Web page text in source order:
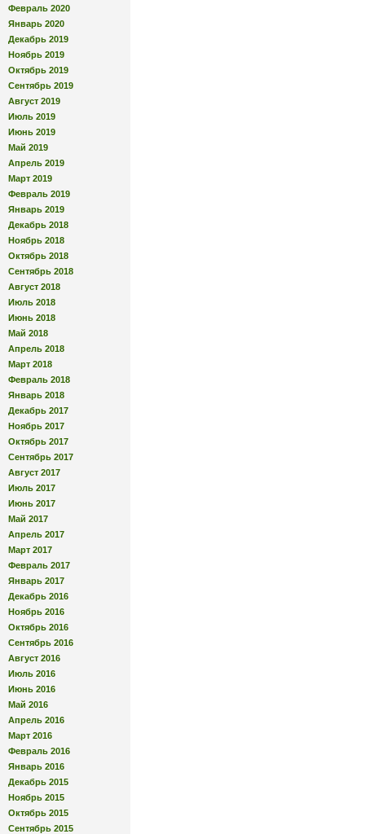
Февраль 2020
Январь 2020
Декабрь 2019
Ноябрь 2019
Октябрь 2019
Сентябрь 2019
Август 2019
Июль 2019
Июнь 2019
Май 2019
Апрель 2019
Март 2019
Февраль 2019
Январь 2019
Декабрь 2018
Ноябрь 2018
Октябрь 2018
Сентябрь 2018
Август 2018
Июль 2018
Июнь 2018
Май 2018
Апрель 2018
Март 2018
Февраль 2018
Январь 2018
Декабрь 2017
Ноябрь 2017
Октябрь 2017
Сентябрь 2017
Август 2017
Июль 2017
Июнь 2017
Май 2017
Апрель 2017
Март 2017
Февраль 2017
Январь 2017
Декабрь 2016
Ноябрь 2016
Октябрь 2016
Сентябрь 2016
Август 2016
Июль 2016
Июнь 2016
Май 2016
Апрель 2016
Март 2016
Февраль 2016
Январь 2016
Декабрь 2015
Ноябрь 2015
Октябрь 2015
Сентябрь 2015